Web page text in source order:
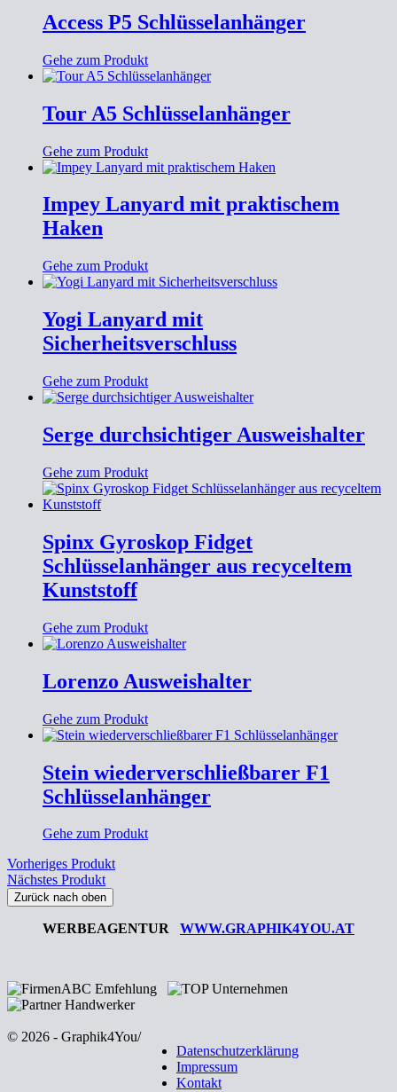
Access P5 Schlüsselanhänger
Gehe zum Produkt
Tour A5 Schlüsselanhänger
Gehe zum Produkt
Impey Lanyard mit praktischem
Haken
Gehe zum Produkt
Yogi Lanyard mit
Sicherheitsverschluss
Gehe zum Produkt
Serge durchsichtiger Ausweishalter
Gehe zum Produkt
Spinx Gyroskop Fidget
Schlüsselanhänger aus recyceltem
Kunststoff
Gehe zum Produkt
Lorenzo Ausweishalter
Gehe zum Produkt
Stein wiederverschließbarer F1
Schlüsselanhänger
Gehe zum Produkt
Vorheriges Produkt
Nächstes Produkt
Zurück nach oben
WERBEAGENTUR WWW.GRAPHIK4YOU.AT
© 2026 - Graphik4You/
Datenschutzerklärung
Impressum
Kontakt